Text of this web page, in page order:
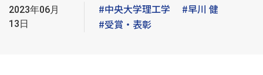
2023年06月
13日
#中央大学理工学
#早川 健
#受賞・表彰